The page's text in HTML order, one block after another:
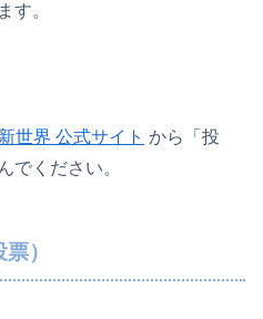
す。
世界 公式サイト から「投
でください。
）